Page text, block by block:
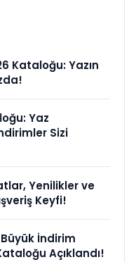
Kataloğu: Yazın
Yaz
Sizi
Yenilikler ve
Keyfi!
Büyük İndirim
Açıklandı!